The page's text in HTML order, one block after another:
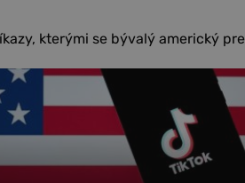
kterými se bývalý americký